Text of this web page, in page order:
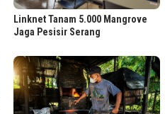
Linknet Tanam 5.000 Mangrove
Jaga Pesisir Serang